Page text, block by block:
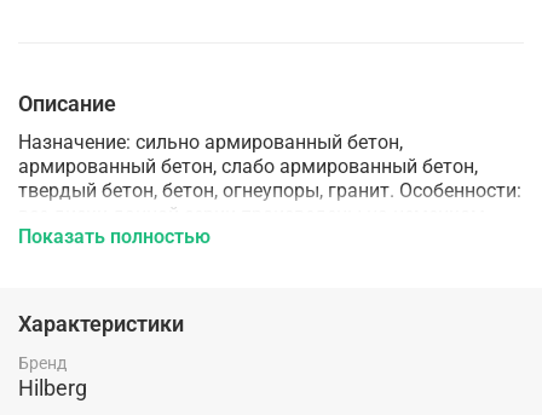
Описание
Назначение: сильно армированный бетон,
армированный бетон, слабо армированный бетон,
твердый бетон, бетон, огнеупоры, гранит. Особенности:
все диски данной серии произведены на немецком
оборудовании Dr. Fritsch методом лазерной наварки
9000, а также многочисленными дипломами и
благодарственными письмами. Технология
производства: Лазерная наварка
Показать полностью
Характеристики
Бренд
Hilberg